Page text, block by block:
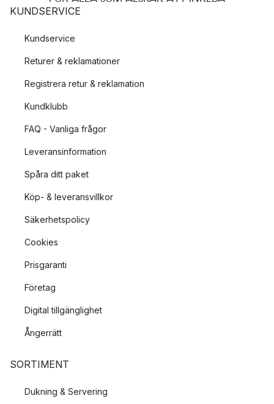
KUNDSERVICE
Kundservice
Returer & reklamationer
Registrera retur & reklamation
Kundklubb
FAQ - Vanliga frågor
Leveransinformation
Spåra ditt paket
Köp- & leveransvillkor
Säkerhetspolicy
Cookies
Prisgaranti
Företag
Digital tillgänglighet
Ångerrätt
SORTIMENT
Dukning & Servering